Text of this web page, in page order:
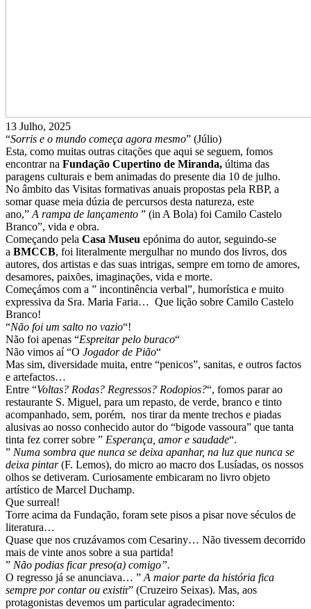
13 Julho, 2025
“Sorris e o mundo começa agora mesmo” (Júlio)
Esta, como muitas outras citações que aqui se seguem, fomos
encontrar na Fundação Cupertino de Miranda, última das
paragens culturais e bem animadas do presente dia 10 de julho.
No âmbito das Visitas formativas anuais propostas pela RBP, a
somar quase meia dúzia de percursos desta natureza, este
ano,” A rampa de lançamento ” (in A Bola) foi Camilo Castelo
Branco”, vida e obra.
Começando pela Casa Museu epónima do autor, seguindo-se
a BMCCB, foi literalmente mergulhar no mundo dos livros, dos
autores, dos artistas e das suas intrigas, sempre em torno de amores,
desamores, paixões, imaginações, vida e morte.
Começámos com a ” incontinência verbal”, humorística e muito
expressiva da Sra. Maria Faria… Que lição sobre Camilo Castelo
Branco!
“Não foi um salto no vazio“!
Não foi apenas “Espreitar pelo buraco“
Não vimos aí “O Jogador de Pião“
Mas sim, diversidade muita, entre “penicos”, sanitas, e outros factos
e artefactos…
Entre “Voltas? Rodas? Regressos? Rodopios?“, fomos parar ao
restaurante S. Miguel, para um repasto, de verde, branco e tinto
acompanhado, sem, porém, nos tirar da mente trechos e piadas
alusivas ao nosso conhecido autor do “bigode vassoura” que tanta
tinta fez correr sobre ” Esperança, amor e saudade“.
” Numa sombra que nunca se deixa apanhar, na luz que nunca se
deixa pintar(F. Lemos), do micro ao macro dos Lusíadas, os nossos
olhos se detiveram. Curiosamente embicaram no livro objeto
artístico de Marcel Duchamp.
Que surreal!
Torre acima da Fundação, foram sete pisos a pisar nove séculos de
literatura…
Quase que nos cruzávamos com Cesariny… Não tivessem decorrido
mais de vinte anos sobre a sua partida!
” Não podias ficar preso(a) comigo”.
O regresso já se anunciava… ” A maior parte da história fica
sempre por contar ou existir” (Cruzeiro Seixas). Mas, aos
protagonistas devemos um particular agradecimento: